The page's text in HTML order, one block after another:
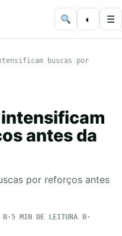
◐ ☰
buscas por
antes da
por reforços antes
5 MIN DE LEITURA